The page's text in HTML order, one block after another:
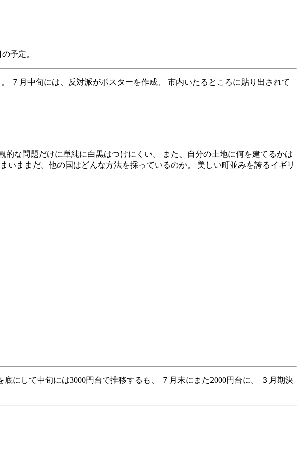
予定。
７月中旬には、反対派がポスターを作成、 市内いたるところに貼り出されて
な問題だけに単純に白黒はつけにくい。 また、自分の土地に何を建てるかは
ままだ。他の国はどんな方法を採っているのか。 美しい町並みを誇るイギリ
にして中旬には3000円台で推移するも、 ７月末にまた2000円台に。 ３月期決